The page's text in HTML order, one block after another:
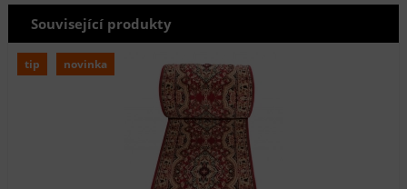
Související produkty
tip novinka